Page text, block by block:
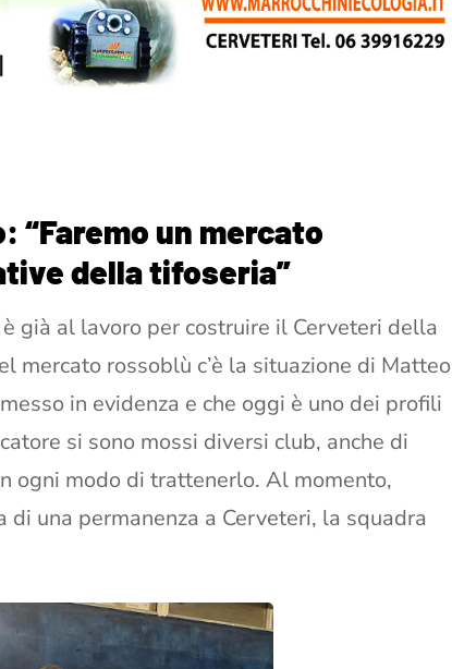
“Faremo un mercato
della tifoseria”
già al lavoro per costruire il Cerveteri della
mercato rossoblù c’è la situazione di Matteo
in evidenza e che oggi è uno dei profili
si sono mossi diversi club, anche di
ogni modo di trattenerlo. Al momento,
una permanenza a Cerveteri, la squadra